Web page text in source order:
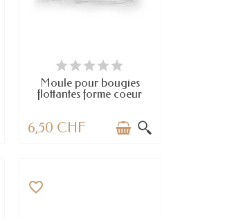
DERNIERS ARTICLES EN STOCK
Moule pour bougies
flottantes forme coeur
6,50 CHF
favorite_border